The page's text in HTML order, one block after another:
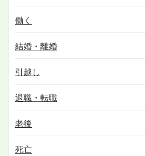
働く
結婚・離婚
引越し
退職・転職
老後
死亡